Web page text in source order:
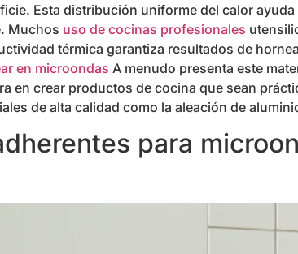
Esta distribución uniforme del calor
Muchos uso de cocinas profesionales
térmica garantiza resultados de
en microondas A menudo presenta este
en crear productos de cocina que sean
de alta calidad como la aleación de
para